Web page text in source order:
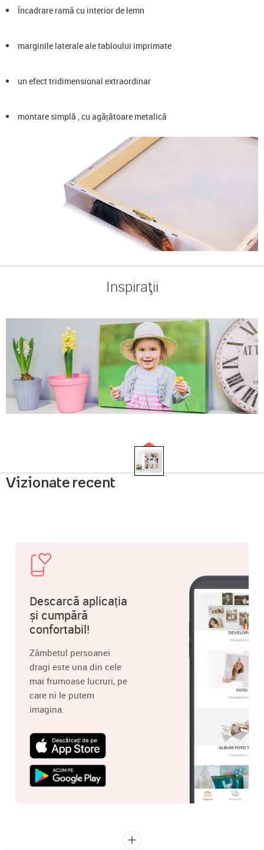
Încadrare ramă cu interior de lemn
marginile laterale ale tabloului imprimate
un efect tridimensional extraordinar
montare simplă , cu agățătoare metalică
Inspirații
Vizionate recent
Descarcă aplicația
și cumpără
confortabil!
Zâmbetul persoanei
dragi este una din cele
mai frumoase lucruri, pe
care ni le putem
imagina.